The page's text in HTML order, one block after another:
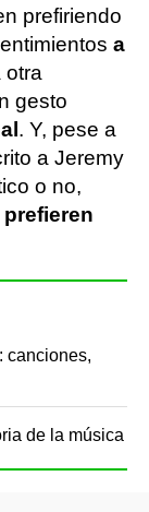
prefiriendo
a
otra
gesto
. Y, pese a
a Jeremy
o no,
prefieren
canciones,
de la música